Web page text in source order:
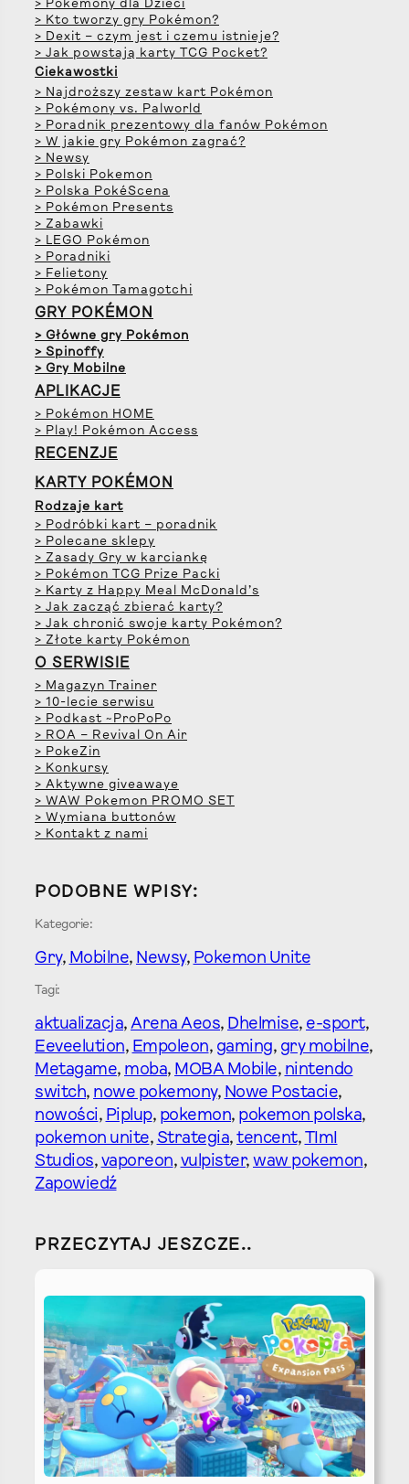
> Pokémony dla Dzieci
> Kto tworzy gry Pokémon?
> Dexit – czym jest i czemu istnieje?
> Jak powstają karty TCG Pocket?
Ciekawostki
> Najdroższy zestaw kart Pokémon
> Pokémony vs. Palworld
> Poradnik prezentowy dla fanów Pokémon
> W jakie gry Pokémon zagrać?
> Newsy
> Polski Pokemon
> Polska PokéScena
> Pokémon Presents
> Zabawki
> LEGO Pokémon
> Poradniki
> Felietony
> Pokémon Tamagotchi
GRY POKÉMON
> Główne gry Pokémon
> Spinoffy
> Gry Mobilne
APLIKACJE
> Pokémon HOME
> Play! Pokémon Access
RECENZJE
KARTY POKÉMON
Rodzaje kart
> Podróbki kart – poradnik
> Polecane sklepy
> Zasady Gry w karciankę
> Pokémon TCG Prize Packi
> Karty z Happy Meal McDonald’s
> Jak zacząć zbierać karty?
> Jak chronić swoje karty Pokémon?
> Złote karty Pokémon
O SERWISIE
> Magazyn Trainer
> 10-lecie serwisu
> Podkast ~ProPoPo
> ROA – Revival On Air
> PokeZin
> Konkursy
> Aktywne giveawaye
> WAW Pokemon PROMO SET
> Wymiana buttonów
> Kontakt z nami
PODOBNE WPISY:
Kategorie:
Gry, Mobilne, Newsy, Pokemon Unite
Tagi:
aktualizacja, Arena Aeos, Dhelmise, e-sport
Eeveelution, Empoleon, gaming, gry mobilne
Metagame, moba, MOBA Mobile, nintendo
switch, nowe pokemony, Nowe Postacie
nowości, Piplup, pokemon, pokemon polska
pokemon unite, Strategia, tencent, TImI
Studios, vaporeon, vulpister, waw pokemon
Zapowiedź
PRZECZYTAJ JESZCZE..